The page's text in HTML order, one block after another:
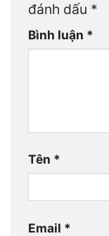
đánh dấu *
Bình luận *
Tên *
Email *